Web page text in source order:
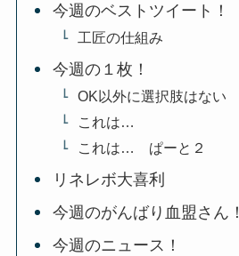
今週のベストツイート！
工匠の仕組み
今週の１枚！
OK以外に選択肢はない
これは…
これは… ぱーと２
リネレボ大喜利
今週のがんばり血盟さん！
今週のニュース！